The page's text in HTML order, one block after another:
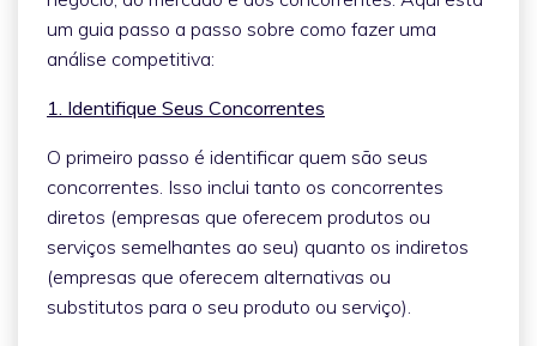
um guia passo a passo sobre como fazer uma
análise competitiva:
1. Identifique Seus Concorrentes
O primeiro passo é identificar quem são seus
concorrentes. Isso inclui tanto os concorrentes
diretos (empresas que oferecem produtos ou
serviços semelhantes ao seu) quanto os indiretos
(empresas que oferecem alternativas ou
substitutos para o seu produto ou serviço).